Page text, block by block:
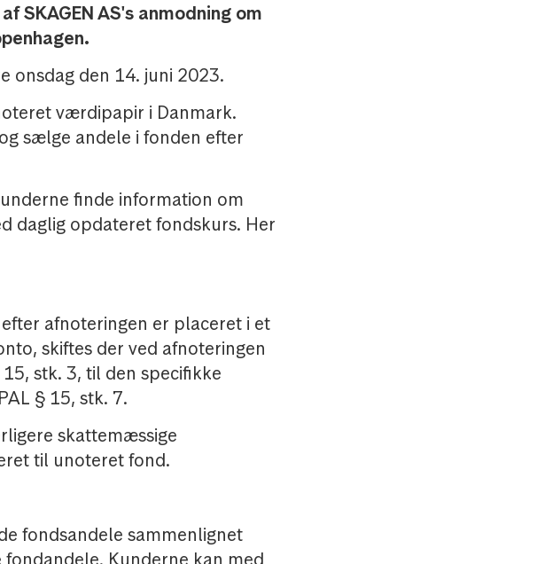
SKAGEN AS's anmodning om
onsdag den 14. juni 2023.
værdipapir i Danmark.
sælge andele i fonden efter
finde information om
daglig opdateret fondskurs. Her
afnoteringen er placeret i et
skiftes der ved afnoteringen
stk. 3, til den specifikke
§ 15, stk. 7.
skattemæssige
til unoteret fond.
fondsandele sammenlignet